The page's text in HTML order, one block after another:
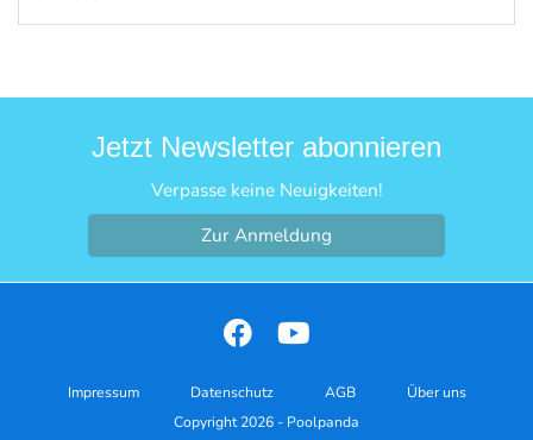
Jetzt Newsletter abonnieren
Verpasse keine Neuigkeiten!
Zur Anmeldung
Impressum Datenschutz AGB
Über uns
Copyright 2026 - Poolpanda